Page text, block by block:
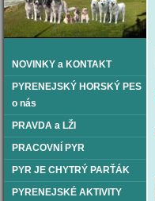
NOVINKY a KONTAKT
PYRENEJSKÝ HORSKÝ PES
o nás
PRAVDA a LŽI
PRACOVNÍ PYR
PYR JE CHYTRÝ PARŤÁK
PYRENEJSKÉ AKTIVITY